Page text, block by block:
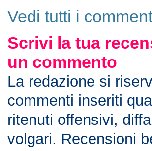
Vedi tutti i
Scrivi la tua
un commento
La redazione si
commenti inseriti
ritenuti offensivi,
volgari. Recensioni